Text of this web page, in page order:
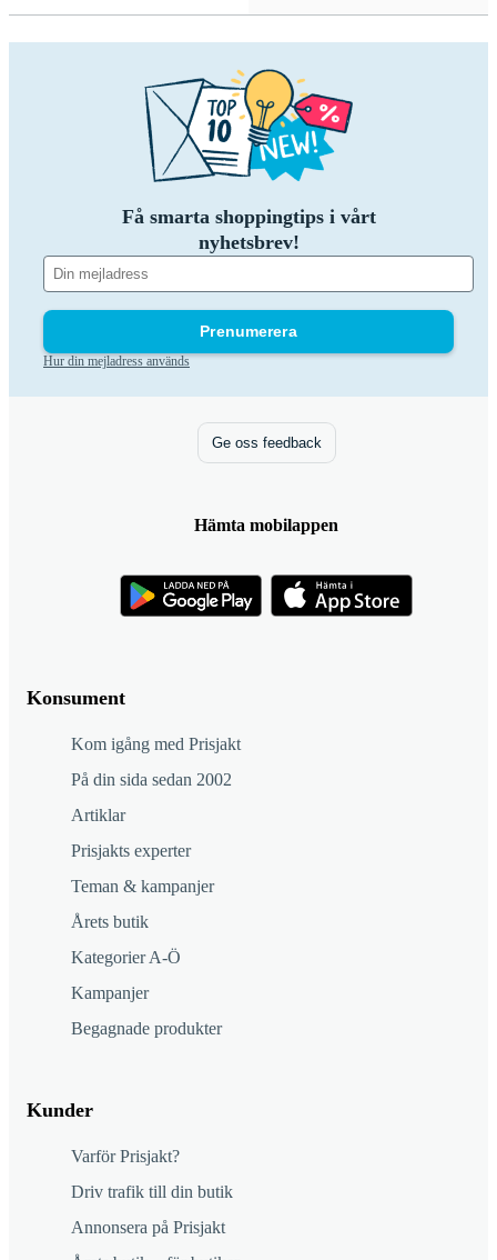
Få smarta shoppingtips i vårt
nyhetsbrev!
Prenumerera
Hur din mejladress används
Konsument
Kom igång med Prisjakt
På din sida sedan 2002
Artiklar
Prisjakts experter
Teman & kampanjer
Årets butik
Kategorier A-Ö
Kampanjer
Begagnade produkter
Kunder
Varför Prisjakt?
Driv trafik till din butik
Annonsera på Prisjakt
Ge oss feedback
Hämta mobilappen